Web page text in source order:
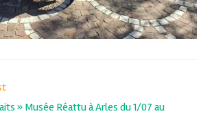
» Musée Réattu à Arles du 1/07 au